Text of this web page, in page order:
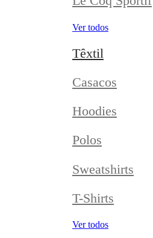
Ver todos
Têxtil
Casacos
Hoodies
Polos
Sweatshirts
T-Shirts
Ver todos